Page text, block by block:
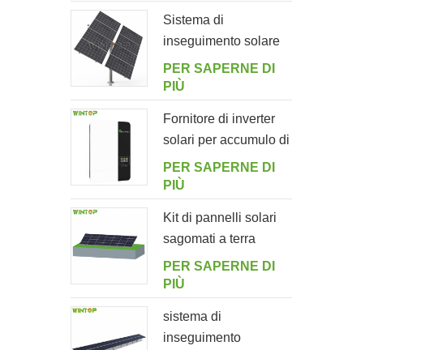
giardino
Sistema di
inseguimento solare
intelligente a doppia
fila a palo singolo
PER SAPERNE DI
PIÙ
Fornitore di inverter
solari per accumulo di
energia off-grid
5000ES
PER SAPERNE DI
PIÙ
Kit di pannelli solari
sagomati a terra
PER SAPERNE DI
PIÙ
sistema di
inseguimento